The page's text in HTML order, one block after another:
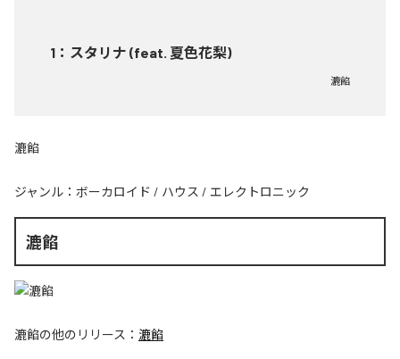
1 ： スタリナ (feat. 夏色花梨)
漉餡
漉餡
ジャンル： ボーカロイド / ハウス / エレクトロニック
漉餡
漉餡の他のリリース： 漉餡